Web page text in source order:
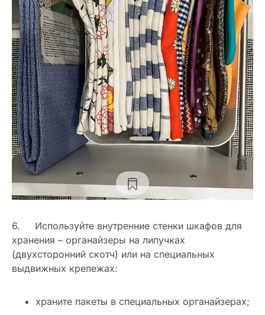
6. Используйте внутренние стенки шкафов для
хранения – органайзеры на липучках
(двухсторонний скотч) или на специальных
выдвижных крепежах:
храните пакеты в специальных органайзерах;